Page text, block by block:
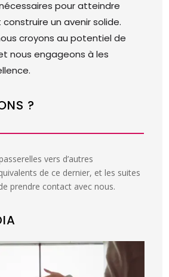
pour atteindre
un avenir solide.
croyons au potentiel de
nous engageons à les
?
vers d’autres
de ce dernier, et les suites
prendre contact avec nous.